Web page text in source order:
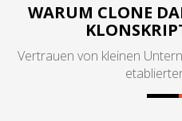
WARUM CLONE
Vertrauen von kleinen